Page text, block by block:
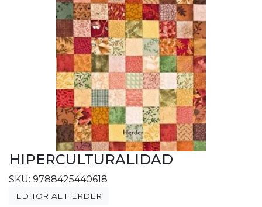
HIPERCULTURALIDAD
SKU: 9788425440618
EDITORIAL HERDER